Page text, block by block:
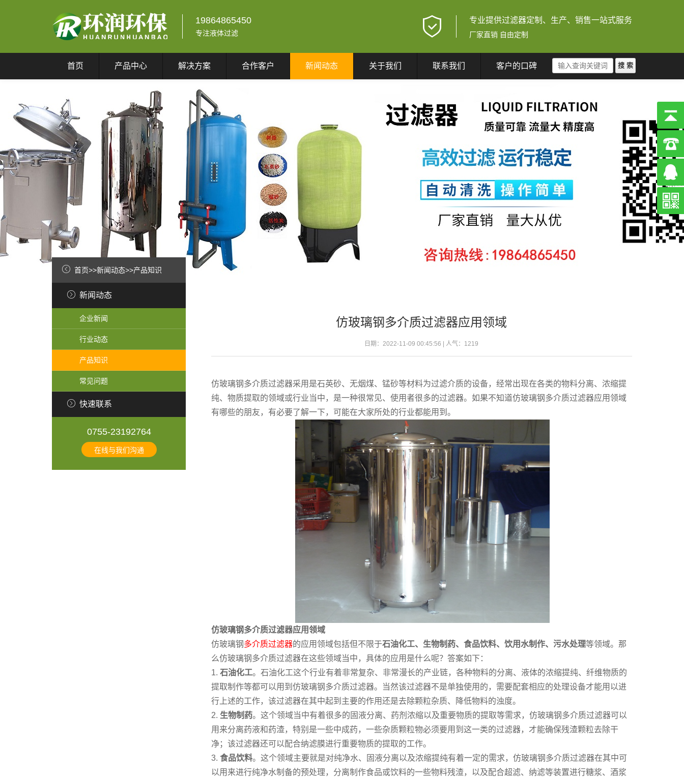
19864865450
专注液体过滤
专业提供过滤器定制、生产、销售一站式服务
厂家直销 自由定制
首页 产品中心 解决方案 合作客户 新闻动态 关于我们 联系我们 客户的口碑
仿玻璃钢多介质过滤器应用领域
日期：2022-11-09 00:45:56 | 人气： 1219
仿玻璃钢多介质过滤器采用是石英砂、无烟煤、锰砂等材料为过滤介质的设备，经常出现在各类的物料分离、浓缩提
纯、物质提取的领域或行业当中，是一种很常见、使用者很多的过滤器。如果不知道仿玻璃钢多介质过滤器应用领域
有哪些的朋友，有必要了解一下，可能在大家所处的行业都能用到。
仿玻璃钢多介质过滤器应用领域
仿玻璃钢 多介质过滤器的应用领域包括但不限于石油化工、生物制药、食品饮料、饮用水制作、污水处理等领域。那
么仿玻璃钢多介质过滤器在这些领域当中，具体的应用是什么呢？答案如下：
1. 石油化工。石油化工这个行业有着非常复杂、非常漫长的产业链，各种物料的分离、液体的浓缩提纯、纤维物质的
提取制作等都可以用到仿玻璃钢多介质过滤器。当然该过滤器不是单独使用的，需要配套相应的处理设备才能用以进
行上述的工作，该过滤器在其中起到主要的作用还是去除颗粒杂质、降低物料的浊度。
2. 生物制药。这个领域当中有着很多的固液分离、药剂浓缩以及重要物质的提取等需求，仿玻璃钢多介质过滤器可以
用来分离药液和药渣，特别是一些中成药，一些杂质颗粒物必须要用到这一类的过滤器，才能确保残渣颗粒去除干
净；该过滤器还可以配合纳滤膜进行重要物质的提取的工作。
3. 食品饮料。这个领域主要就是对纯净水、固液分离以及浓缩提纯有着一定的需求，仿玻璃钢多介质过滤器在其中可
以用来进行纯净水制备的预处理，分离制作食品或饮料的一些物料残渣，以及配合超滤、纳滤等装置进行糖浆、酒浆
首页>>新闻动态>>产品知识
新闻动态
企业新闻
行业动态
产品知识
常见问题
快速联系
0755-23192764
在线与我们沟通